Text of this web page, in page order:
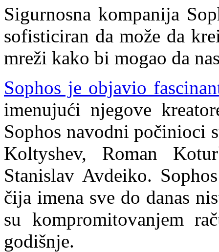
Sigurnosna kompanija
sofisticiran da može da
mreži kako bi mogao da
Sophos je objavio
imenujući njegove
Sophos navodni počinioci
Koltyshev, Roman
Stanislav Avdeiko.
čija imena sve do danas
su kompromitovanjem
godišnje.